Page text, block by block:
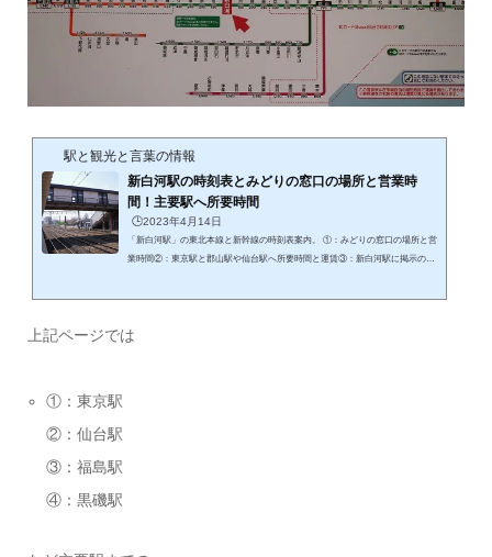
駅と観光と言葉の情報
新白河駅の時刻表とみどりの窓口の場所と営業時
間！主要駅へ所要時間
🕒️2023年4月14日
「新白河駅」の東北本線と新幹線の時刻表案内。 ①：みどりの窓口の場所と営
業時間②：東京駅と郡山駅や仙台駅へ所要時間と運賃③：新白河駅に掲示の路
真で紹介します。「東北新幹線」の時刻表！駅掲示の時刻表の写真で案内駅に
上記ページでは
①：東京駅
②：仙台駅
③：福島駅
④：黒磯駅